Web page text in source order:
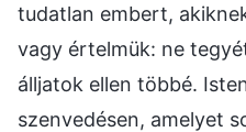
tudatlan embert,
vagy értelmük: ne
álljatok ellen többé.
szenvedésen, amelyet